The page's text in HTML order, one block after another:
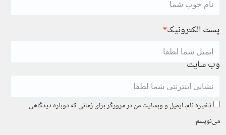
پست الکترونیک*
وب سایت
ذخیره نام، ایمیل و وبسایت من در مرورگر برای زمانی که دوباره دیدگاهی
می‌نویسم.